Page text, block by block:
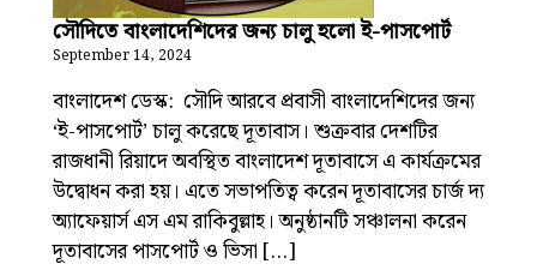
সৌদিতে বাংলাদেশিদের জন্য চালু হলো ই-পাসপোর্ট
September 14, 2024
বাংলাদেশ ডেস্ক: সৌদি আরবে প্রবাসী বাংলাদেশিদের জন্য
‘ই-পাসপোর্ট’ চালু করেছে দূতাবাস। শুক্রবার দেশটির
রাজধানী রিয়াদে অবস্থিত বাংলাদেশ দূতাবাসে এ কার্যক্রমের
উদ্বোধন করা হয়। এতে সভাপতিত্ব করেন দূতাবাসের চার্জ দ্য
অ্যাফেয়ার্স এস এম রাকিবুল্লাহ। অনুষ্ঠানটি সঞ্চালনা করেন
দূতাবাসের পাসপোর্ট ও ভিসা […]